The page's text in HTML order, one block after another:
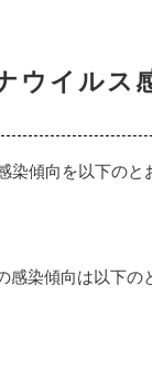
ウイルス
傾向を以下のと
染傾向は以下の